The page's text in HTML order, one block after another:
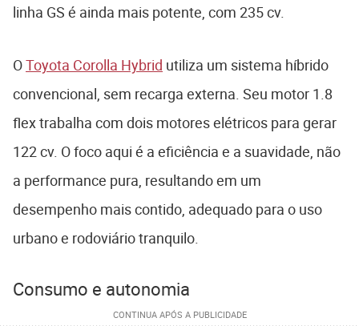
linha GS é ainda mais potente, com 235 cv.
OToyota Corolla Hybrid utiliza um sistema híbrido
convencional, sem recarga externa. Seu motor 1.8
flex trabalha com dois motores elétricos para gerar
122 cv. O foco aqui é a eficiência e a suavidade, não
a performance pura, resultando em um
desempenho mais contido, adequado para o uso
urbano e rodoviário tranquilo.
Consumo e autonomia